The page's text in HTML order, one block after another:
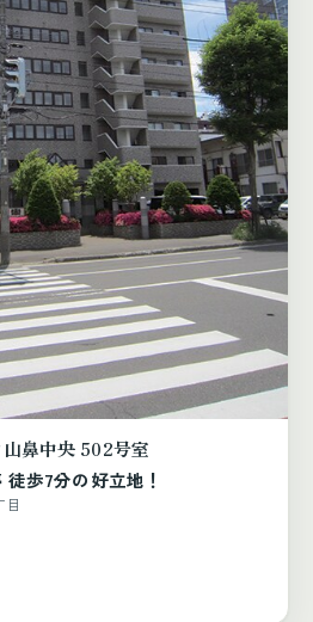
鼻中央 502号室
歩7分の好立地！